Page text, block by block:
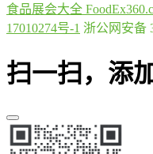
食品展会大全
17010274号-1 浙公网安备
扫一扫，添